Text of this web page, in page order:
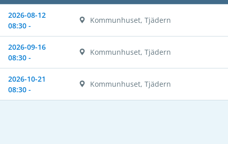
2026-08-12
08:30 -
Kommunhuset, Tjädern
2026-09-16
08:30 -
Kommunhuset, Tjädern
2026-10-21
08:30 -
Kommunhuset, Tjädern